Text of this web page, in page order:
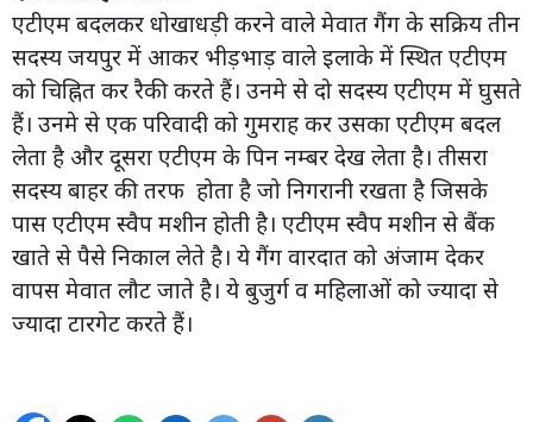
एटीएम बदलकर धोखाधड़ी करने वाले मेवात गैंग के सक्रिय तीन
सदस्य जयपुर में आकर भीड़भाड़ वाले इलाके में स्थित एटीएम
को चिह्नित कर रैकी करते हैं। उनमे से दो सदस्य एटीएम में घुसते
हैं। उनमे से एक परिवादी को गुमराह कर उसका एटीएम बदल
लेता है और दूसरा एटीएम के पिन नम्बर देख लेता है। तीसरा
सदस्य बाहर की तरफ होता है जो निगरानी रखता है जिसके
पास एटीएम स्वैप मशीन होती है। एटीएम स्वैप मशीन से बैंक
खाते से पैसे निकाल लेते है। ये गैंग वारदात को अंजाम देकर
वापस मेवात लौट जाते है। ये बुजुर्ग व महिलाओं को ज्यादा से
ज्यादा टारगेट करते हैं।